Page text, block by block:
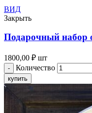
ВИД
Закрыть
Подарочный набор
1800,00 ₽ шт
Количество
купить